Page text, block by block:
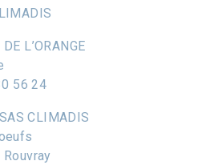
L’ORANGE
56 24
CLIMADIS